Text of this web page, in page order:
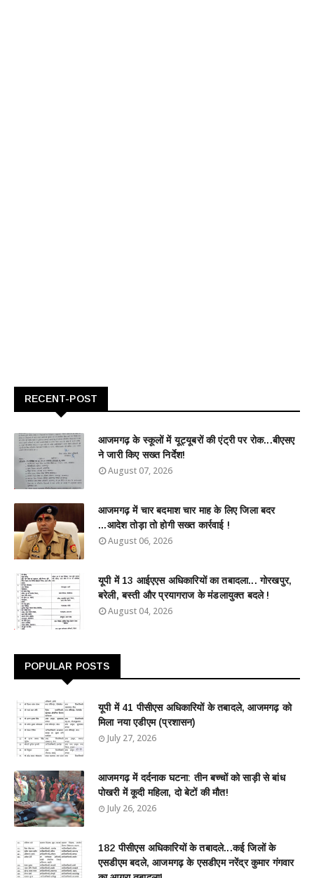
RECENT-POST
आजमगढ़ के स्कूलों में यूट्यूबरों की एंट्री पर रोक...बीएसए
ने जारी किए सख्त निर्देश!
August 07, 2026
आजमगढ़ में चार बदमाश चार माह के लिए जिला बदर
...आदेश तोड़ा तो होगी सख्त कार्रवाई !
August 06, 2026
यूपी में 13 आईएएस अधिकारियों का तबादला... गोरखपुर,
बरेली, बस्ती और प्रयागराज के मंडलायुक्त बदले !
August 04, 2026
POPULAR POSTS
यूपी में 41 पीसीएस अधिकारियों के तबादले, आजमगढ़ को
मिला नया एडीएम (प्रशासन)
July 27, 2026
आजमगढ़ में दर्दनाक घटना: तीन बच्चों को साड़ी से बांध
पोखरी में कूदी महिला, दो बेटों की मौत!
July 26, 2026
182 पीसीएस अधिकारियों के तबादले...कई जिलों के
एसडीएम बदले, आजमगढ़ के एसडीएम नरेंद्र कुमार गंगवार